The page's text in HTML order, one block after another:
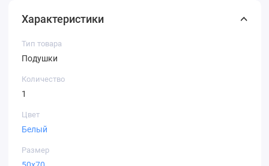
Характеристики
Тип товара
Подушки
Количество
1
Цвет
Белый
Размер